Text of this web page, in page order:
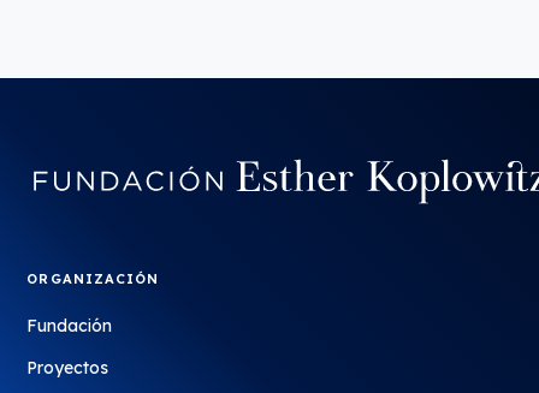
ORGANIZACIÓN
Fundación
Proyectos